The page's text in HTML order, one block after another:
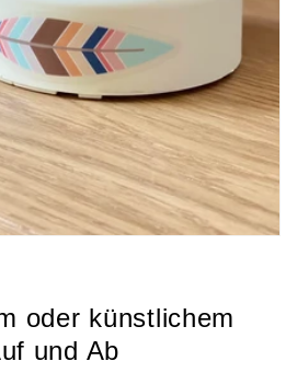
oder künstlichem
und Ab